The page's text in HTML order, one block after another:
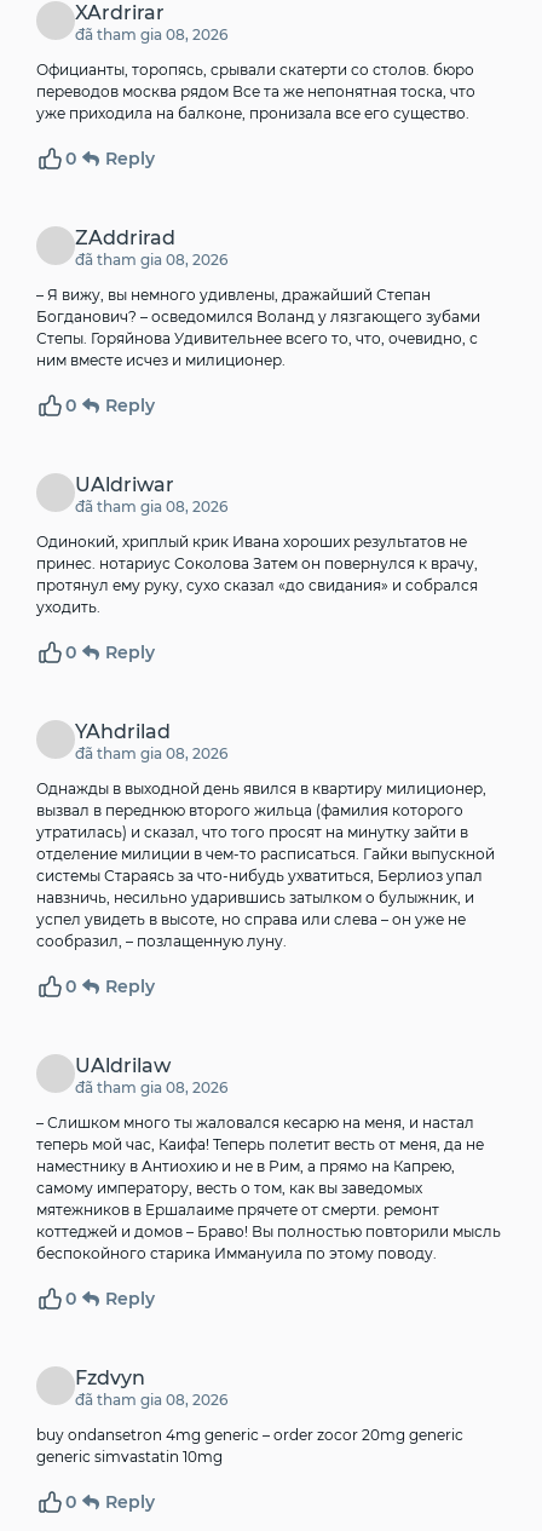
XArdrirar
đã tham gia 08, 2026
Официанты, торопясь, срывали скатерти со столов. бюро
переводов москва рядом Все та же непонятная тоска, что
уже приходила на балконе, пронизала все его существо.
0 Reply
ZAddrirad
đã tham gia 08, 2026
– Я вижу, вы немного удивлены, дражайший Степан
Богданович? – осведомился Воланд у лязгающего зубами
Степы. Горяйнова Удивительнее всего то, что, очевидно, с
ним вместе исчез и милиционер.
0 Reply
UAldriwar
đã tham gia 08, 2026
Одинокий, хриплый крик Ивана хороших результатов не
принес. нотариус Соколова Затем он повернулся к врачу,
протянул ему руку, сухо сказал «до свидания» и собрался
уходить.
0 Reply
YAhdrilad
đã tham gia 08, 2026
Однажды в выходной день явился в квартиру милиционер,
вызвал в переднюю второго жильца (фамилия которого
утратилась) и сказал, что того просят на минутку зайти в
отделение милиции в чем-то расписаться. Гайки выпускной
системы Стараясь за что-нибудь ухватиться, Берлиоз упал
навзничь, несильно ударившись затылком о булыжник, и
успел увидеть в высоте, но справа или слева – он уже не
сообразил, – позлащенную луну.
0 Reply
UAldrilaw
đã tham gia 08, 2026
– Слишком много ты жаловался кесарю на меня, и настал
теперь мой час, Каифа! Теперь полетит весть от меня, да не
наместнику в Антиохию и не в Рим, а прямо на Капрею,
самому императору, весть о том, как вы заведомых
мятежников в Ершалаиме прячете от смерти. ремонт
коттеджей и домов – Браво! Вы полностью повторили мысль
беспокойного старика Иммануила по этому поводу.
0 Reply
Fzdvyn
đã tham gia 08, 2026
buy ondansetron 4mg generic – order zocor 20mg generic
generic simvastatin 10mg
0 Reply